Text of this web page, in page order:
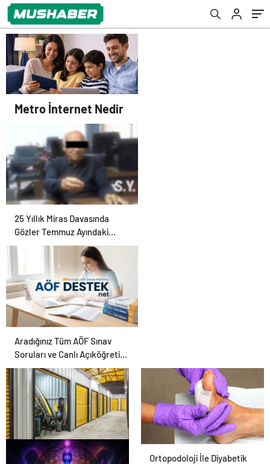
Metro İnternet Nedir
25 Yıllık Miras Davasında
Gözler Temmuz Ayındaki
Karar Duruşmasına Çevrildi
Aradığınız Tüm AÖF Sınav
Soruları ve Canlı Açıköğretim
Forumu Burada
Eşya Depolama Rehberi
Ortopodoloji İle Diyabetik